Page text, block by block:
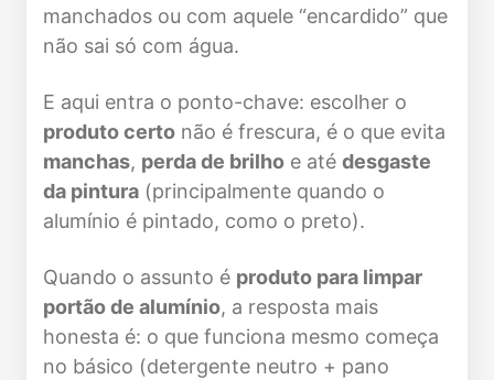
manchados ou com aquele “encardido” que
não sai só com água.
E aqui entra o ponto-chave: escolher o
produto certo não é frescura, é o que evita
manchas, perda de brilho e atédesgaste
da pintura (principalmente quando o
alumínio é pintado, como o preto).
Quando o assunto é produto para limpar
portão de alumínio, a resposta mais
honesta é: o que funciona mesmo começa
no básico (detergente neutro + pano